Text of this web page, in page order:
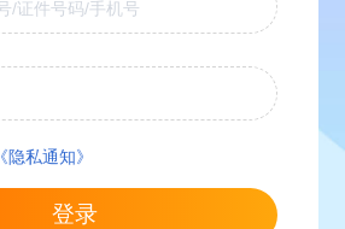
《隐私通知》
登录